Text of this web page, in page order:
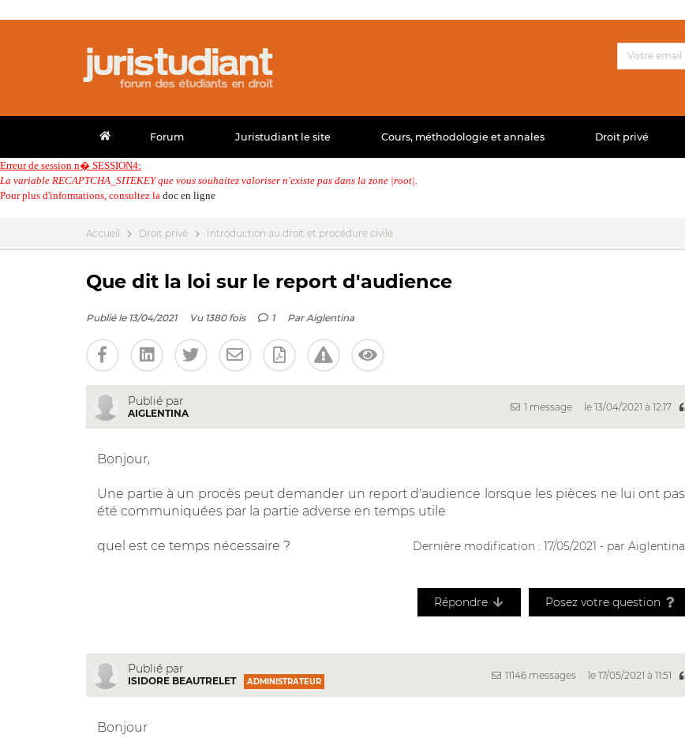
Forum Juristudiant le site Cours, méthodologie et annales Droit privé
Erreur de session n� SESSION4:
La variable RECAPTCHA_SITEKEY que vous souhaitez valoriser n'existe pas dans la zone |root|.
Pour plus d'informations, consultez la doc en ligne
Accueil Droit privé Introduction au droit et procédure civile
Que dit la loi sur le report d'audience
Publié le 13/04/2021 Vu 1380 fois 1 Par Aiglentina
Publié par
AIGLENTINA
1 message le 13/04/2021 à 12:17
Bonjour,
Une partie à un procès peut demander un report d'audience lorsque les pièces ne lui ont pas
été communiquées par la partie adverse en temps utile
quel est ce temps nécessaire ? Dernière modification : 17/05/2021 - par Aiglentina
Répondre Posez votre question
Publié par
ISIDORE BEAUTRELET ADMINISTRATEUR
11146 messages le 17/05/2021 à 11:51
Bonjour